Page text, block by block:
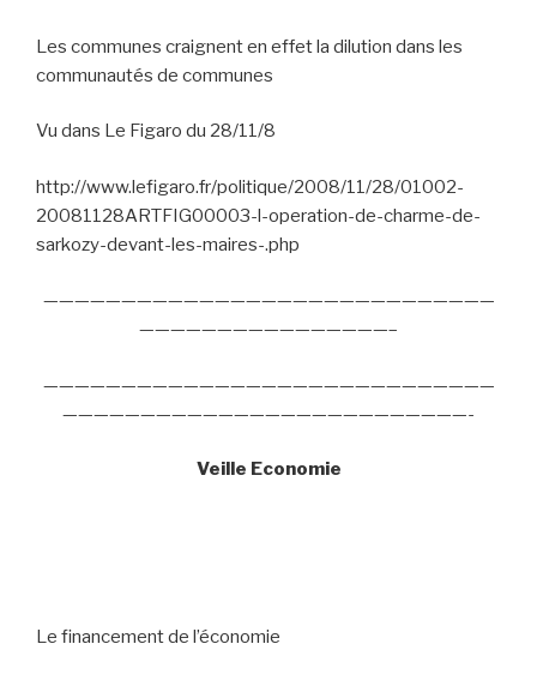
Les communes craignent en effet la dilution dans les
communautés de communes
Vu dans Le Figaro du 28/11/8
http://www.lefigaro.fr/politique/2008/11/28/01002-
20081128ARTFIG00003-l-operation-de-charme-de-
sarkozy-devant-les-maires-.php
—————————————————————————————
————————————————–
—————————————————————————————
——————————————————————————-
Veille Economie
Le financement de l’économie